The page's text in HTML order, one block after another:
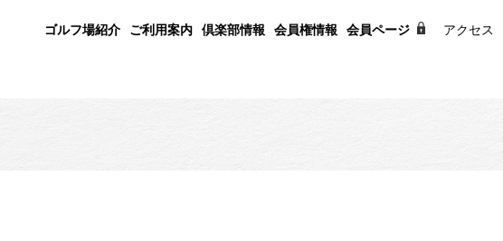
ゴルフ場紹介 ご利用案内 倶楽部情報 会員権情報 会員ページ アクセス